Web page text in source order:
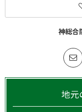
神総合
地元